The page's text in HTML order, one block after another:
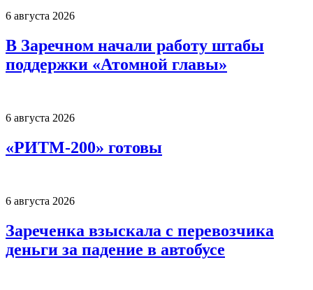
6 августа 2026
В Заречном начали работу штабы
поддержки «Атомной главы»
6 августа 2026
«РИТМ-200» готовы
6 августа 2026
Зареченка взыскала с перевозчика
деньги за падение в автобусе